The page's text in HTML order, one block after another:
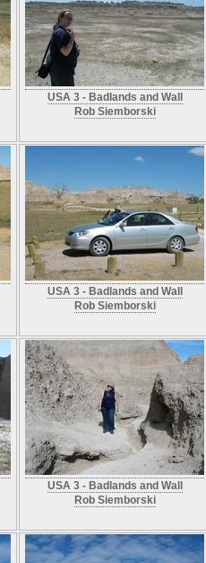
USA 3 - Badlands and Wall
Rob Siemborski
USA 3 - Badlands and Wall
Rob Siemborski
USA 3 - Badlands and Wall
Rob Siemborski